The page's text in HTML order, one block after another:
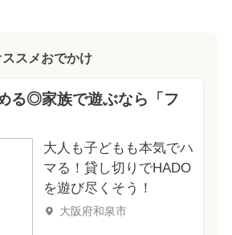
スメおでかけ
る◎家族で遊ぶなら「フ
大人も子どもも本気でハ
マる！貸し切りでHADO
を遊び尽くそう！
大阪府和泉市